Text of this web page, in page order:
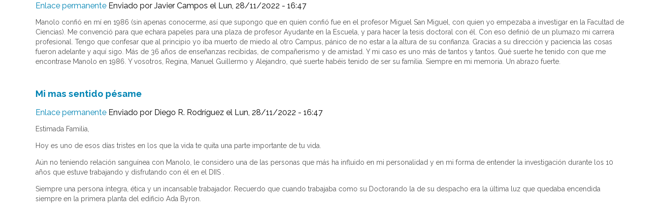
Enlace permanente Enviado por Javier Campos el Lun, 28/11/2022 - 16:47
Manolo confió en mí en 1986 (sin apenas conocerme, así que supongo que en quien confió fue en el profesor Miguel San Miguel, con quien yo empezaba a investigar en la Facultad de
Ciencias). Me convenció para que echara papeles para una plaza de profesor Ayudante en la Escuela, y para hacer la tesis doctoral con él. Con eso definió de un plumazo mi carrera
profesional. Tengo que confesar que al principio yo iba muerto de miedo al otro Campus, pánico de no estar a la altura de su confianza. Gracias a su dirección y paciencia las cosas
fueron adelante y aquí sigo. Más de 36 años de enseñanzas recibidas, de compañerismo y de amistad. Y mi caso es uno más de tantos y tantos. Qué suerte he tenido con que me
encontrase Manolo en 1986. Y vosotros, Regina, Manuel Guillermo y Alejandro, qué suerte habéis tenido de ser su familia. Siempre en mi memoria. Un abrazo fuerte.
Mi mas sentido pésame
Enlace permanente Enviado por Diego R. Rodríguez el Lun, 28/11/2022 - 16:47
Estimada Familia,
Hoy es uno de esos días tristes en los que la vida te quita una parte importante de tu vida.
Aún no teniendo relación sanguínea con Manolo, le considero una de las personas que más ha influido en mi personalidad y en mi forma de entender la investigación durante los 10
años que estuve trabajando y disfrutando con él en el DIIS .
Siempre una persona íntegra, ética y un incansable trabajador. Recuerdo que cuando trabajaba como su Doctorando la de su despacho era la última luz que quedaba encendida
siempre en la primera planta del edificio Ada Byron.